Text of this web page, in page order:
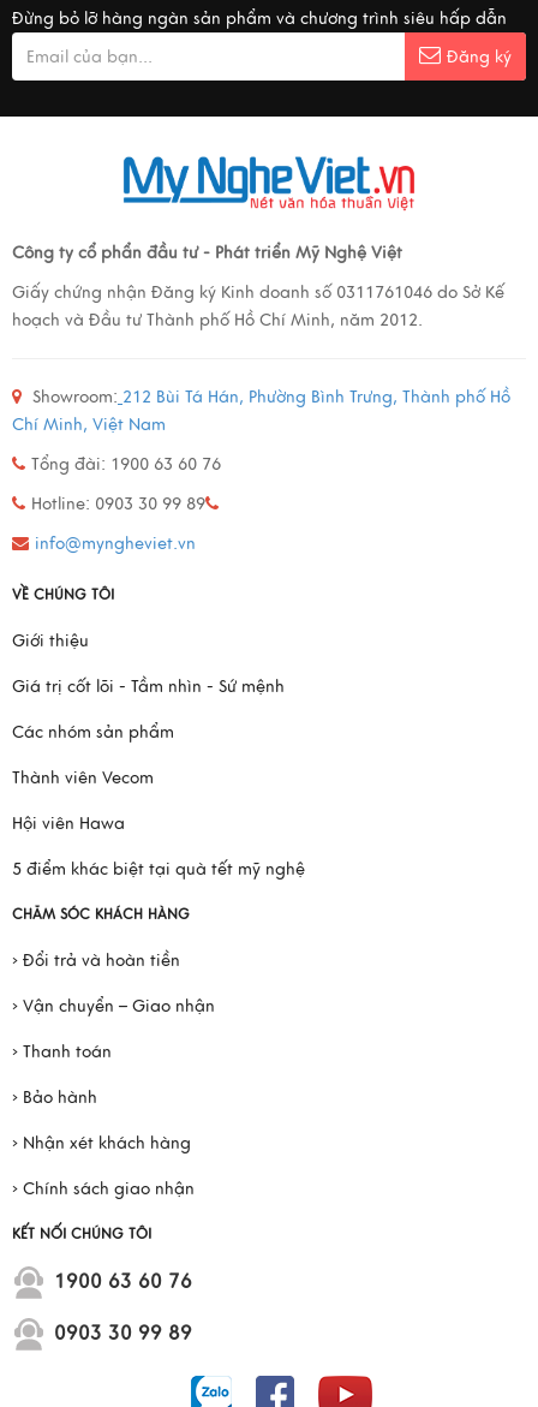
Đừng bỏ lỡ hàng ngàn sản phẩm và chương trình siêu hấp dẫn
Đăng ký
Công ty cổ phẩn đầu tư - Phát triển Mỹ Nghệ Việt
Giấy chứng nhận Đăng ký Kinh doanh số 0311761046 do Sở Kế
hoạch và Đầu tư Thành phố Hồ Chí Minh, năm 2012.
Showroom: 212 Bùi Tá Hán, Phường Bình Trưng, Thành phố Hồ
Chí Minh, Việt Nam
Tổng đài: 1900 63 60 76
Hotline: 0903 30 99 89
info@myngheviet.vn
VỀ CHÚNG TÔI
Giới thiệu
Giá trị cốt lõi - Tầm nhìn - Sứ mệnh
Các nhóm sản phẩm
Thành viên Vecom
Hội viên Hawa
5 điểm khác biệt tại quà tết mỹ nghệ
CHĂM SÓC KHÁCH HÀNG
› Đổi trả và hoàn tiền
› Vận chuyển – Giao nhận
› Thanh toán
› Bảo hành
› Nhận xét khách hàng
› Chính sách giao nhận
KẾT NỐI CHÚNG TÔI
1900 63 60 76
0903 30 99 89